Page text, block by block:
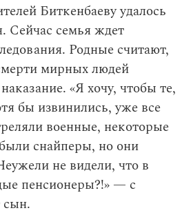
Биткенбаеву удалось
Сейчас семья ждет
Родные считают,
мирных людей
«Я хочу, чтобы те,
бы извинились, уже все
военные, некоторые
снайперы, но они
не видели, что в
пенсионеры?!» — с
сын.